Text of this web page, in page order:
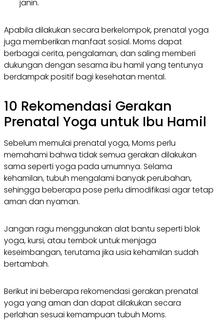
janin.
Apabila dilakukan secara berkelompok, prenatal yoga
juga memberikan manfaat sosial. Moms dapat
berbagai cerita, pengalaman, dan saling memberi
dukungan dengan sesama ibu hamil yang tentunya
berdampak positif bagi kesehatan mental.
10 Rekomendasi Gerakan
Prenatal Yoga untuk Ibu Hamil
Sebelum memulai prenatal yoga, Moms perlu
memahami bahwa tidak semua gerakan dilakukan
sama seperti yoga pada umumnya. Selama
kehamilan, tubuh mengalami banyak perubahan,
sehingga beberapa pose perlu dimodifikasi agar tetap
aman dan nyaman.
Jangan ragu menggunakan alat bantu seperti blok
yoga, kursi, atau tembok untuk menjaga
keseimbangan, terutama jika usia kehamilan sudah
bertambah.
Berikut ini beberapa rekomendasi gerakan prenatal
yoga yang aman dan dapat dilakukan secara
perlahan sesuai kemampuan tubuh Moms.